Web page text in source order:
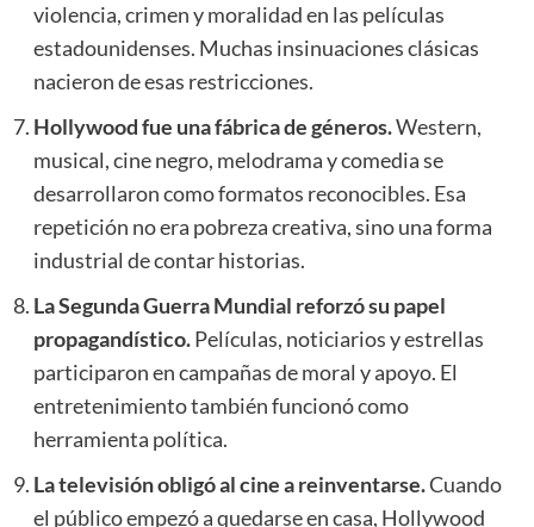
violencia, crimen y moralidad en las películas
estadounidenses. Muchas insinuaciones clásicas
nacieron de esas restricciones.
Hollywood fue una fábrica de géneros.Western,
musical, cine negro, melodrama y comedia se
desarrollaron como formatos reconocibles. Esa
repetición no era pobreza creativa, sino una forma
industrial de contar historias.
La Segunda Guerra Mundial reforzó su papel
propagandístico.Películas, noticiarios y estrellas
participaron en campañas de moral y apoyo. El
entretenimiento también funcionó como
herramienta política.
La televisión obligó al cine a reinventarse.Cuando
el público empezó a quedarse en casa, Hollywood